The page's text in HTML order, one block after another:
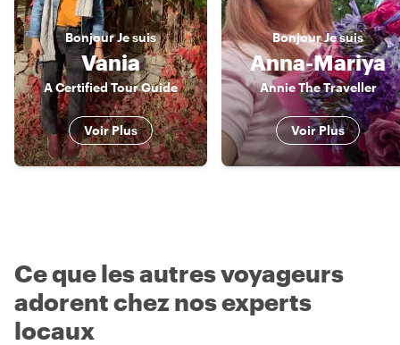
BonjourJe suis
Vania
A Certified Tour Guide
Voir Plus
BonjourJe suis
Anna-Mariya
Annie The Traveller
Voir Plus
Ce que les autres voyageurs
adorent chez nos experts
locaux